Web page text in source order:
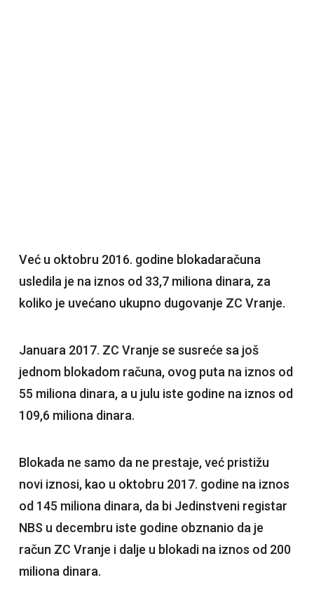
Već u oktobru 2016. godine blokadaračuna
usledila je na iznos od 33,7 miliona dinara, za
koliko je uvećano ukupno dugovanje ZC Vranje.
Januara 2017. ZC Vranje se susreće sa još
jednom blokadom računa, ovog puta na iznos od
55 miliona dinara, a u julu iste godine na iznos od
109,6 miliona dinara.
Blokada ne samo da ne prestaje, već pristižu
novi iznosi, kao u oktobru 2017. godine na iznos
od 145 miliona dinara, da bi Jedinstveni registar
NBS u decembru iste godine obznanio da je
račun ZC Vranje i dalje u blokadi na iznos od 200
miliona dinara.